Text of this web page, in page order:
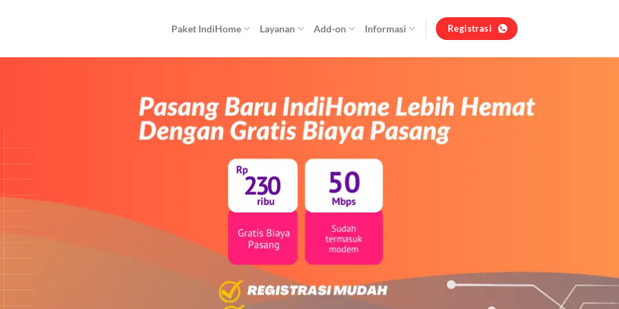
Paket IndiHome Layanan Add-on Informasi Registrasi